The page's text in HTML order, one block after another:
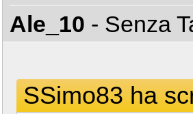
Ale_10 - Senza
SSimo83 ha